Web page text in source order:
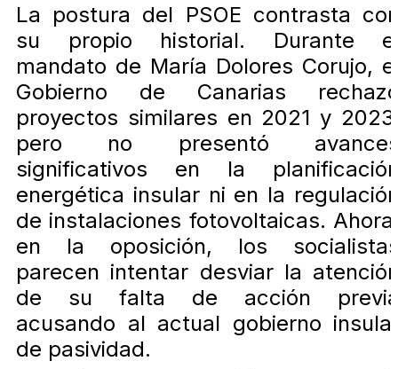
La postura del PSOE contrasta
su propio historial. Durante
mandato de María Dolores Corujo,
Gobierno de Canarias
proyectos similares en 2021 y
pero no presentó
significativos en la
energética insular ni en la
de instalaciones fotovoltaicas.
en la oposición, los
parecen intentar desviar la
de su falta de acción
acusando al actual gobierno
de pasividad.